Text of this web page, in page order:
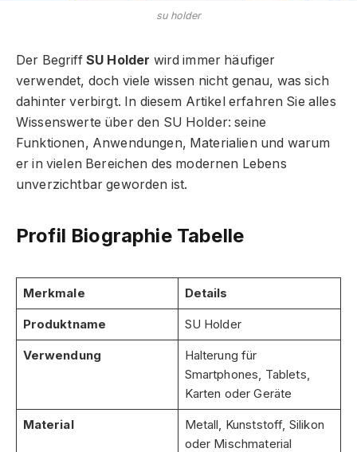
su holder
Der Begriff SU Holder wird immer häufiger
verwendet, doch viele wissen nicht genau, was sich
dahinter verbirgt. In diesem Artikel erfahren Sie alles
Wissenswerte über den SU Holder: seine
Funktionen, Anwendungen, Materialien und warum
er in vielen Bereichen des modernen Lebens
unverzichtbar geworden ist.
Profil Biographie Tabelle
Merkmale Details
Produktname SU Holder
Verwendung
Halterung für
Smartphones, Tablets,
Karten oder Geräte
Material
Metall, Kunststoff, Silikon
oder Mischmaterial